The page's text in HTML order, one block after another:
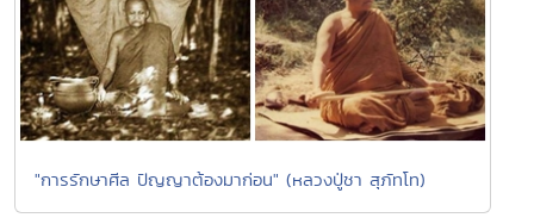
"การรักษาศีล ปัญญาต้องมาก่อน" (หลวงปู่ชา สุภัทโท)